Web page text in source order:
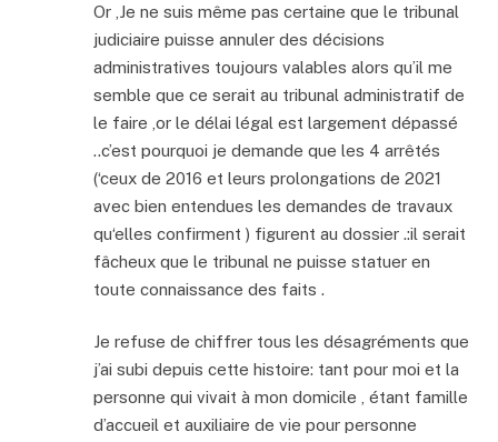
Or ,Je ne suis même pas certaine que le tribunal
judiciaire puisse annuler des décisions
administratives toujours valables alors qu’il me
semble que ce serait au tribunal administratif de
le faire ,or le délai légal est largement dépassé
..c’est pourquoi je demande que les 4 arrêtés
(‘ceux de 2016 et leurs prolongations de 2021
avec bien entendues les demandes de travaux
qu‘elles confirment ) figurent au dossier .:il serait
fâcheux que le tribunal ne puisse statuer en
toute connaissance des faits .
Je refuse de chiffrer tous les désagréments que
j’ai subi depuis cette histoire: tant pour moi et la
personne qui vivait à mon domicile , étant famille
d’accueil et auxiliaire de vie pour personne